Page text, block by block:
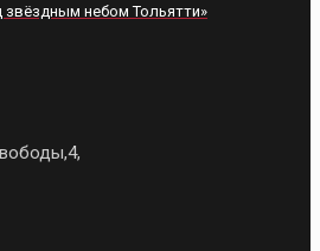
звёздным небом Тольятти»